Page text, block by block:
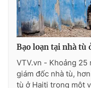
Bạo loạn tại nhà tù
VTV.vn - Khoảng 25
giám đốc nhà tù,
tù ở Haiti trong một